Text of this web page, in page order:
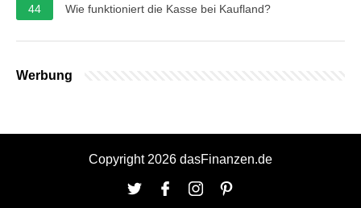
44
Wie funktioniert die Kasse bei Kaufland?
Werbung
Copyright 2026 dasFinanzen.de